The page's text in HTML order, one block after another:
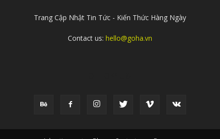
Trang Cập Nhật Tin Tức - Kiến Thức Hàng Ngày
Contact us: hello@goha.vn